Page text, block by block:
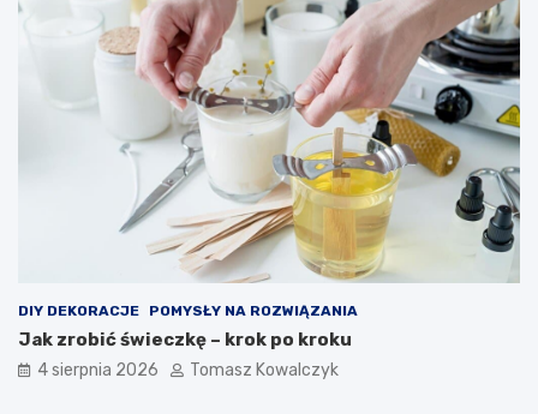
DIY DEKORACJE POMYSŁY NA ROZWIĄZANIA
Jak zrobić świeczkę – krok po kroku
4 sierpnia 2026 Tomasz Kowalczyk